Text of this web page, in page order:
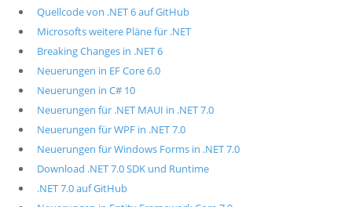
Quellcode von .NET 6 auf GitHub
Microsofts weitere Pläne für .NET
Breaking Changes in .NET 6
Neuerungen in EF Core 6.0
Neuerungen in C# 10
Neuerungen für .NET MAUI in .NET 7.0
Neuerungen für WPF in .NET 7.0
Neuerungen für Windows Forms in .NET 7.0
Download .NET 7.0 SDK und Runtime
.NET 7.0 auf GitHub